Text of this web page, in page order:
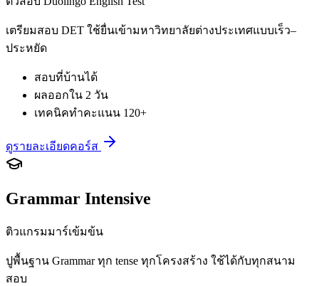
เตรียมสอบ DET ใช้ยื่นเข้ามหาวิทยาลัยต่างประเทศแบบเร็ว–
ประหยัด
สอบที่บ้านได้
ผลออกใน 2 วัน
เทคนิคทำคะแนน 120+
ดูรายละเอียดคอร์ส
Grammar Intensive
ติวแกรมมาร์เข้มข้น
ปูพื้นฐาน Grammar ทุก tense ทุกโครงสร้าง ใช้ได้กับทุกสนาม
สอบ